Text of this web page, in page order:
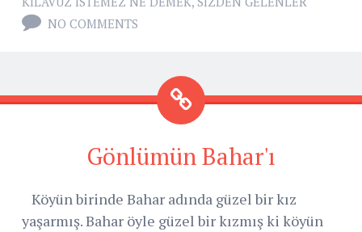
NO COMMENTS
Gönlümün Bahar'ı
Köyün birinde Bahar adında güzel bir kız
yaşarmış. Bahar öyle güzel bir kızmış ki köyün